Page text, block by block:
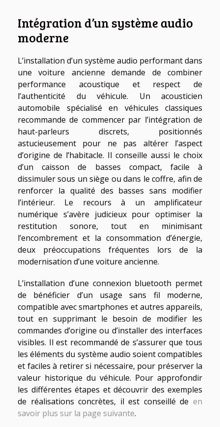
Intégration d’un système audio
moderne
L’installation d’un système audio performant dans
une voiture ancienne demande de combiner
performance acoustique et respect de
l’authenticité du véhicule. Un acousticien
automobile spécialisé en véhicules classiques
recommande de commencer par l’intégration de
haut-parleurs discrets, positionnés
astucieusement pour ne pas altérer l’aspect
d’origine de l’habitacle. Il conseille aussi le choix
d’un caisson de basses compact, facile à
dissimuler sous un siège ou dans le coffre, afin de
renforcer la qualité des basses sans modifier
l’intérieur. Le recours à un amplificateur
numérique s’avère judicieux pour optimiser la
restitution sonore, tout en minimisant
l’encombrement et la consommation d’énergie,
deux préoccupations fréquentes lors de la
modernisation d’une voiture ancienne.
L’installation d’une connexion bluetooth permet
de bénéficier d’un usage sans fil moderne,
compatible avec smartphones et autres appareils,
tout en supprimant le besoin de modifier les
commandes d’origine ou d’installer des interfaces
visibles. Il est recommandé de s’assurer que tous
les éléments du système audio soient compatibles
et faciles à retirer si nécessaire, pour préserver la
valeur historique du véhicule. Pour approfondir
les différentes étapes et découvrir des exemples
de réalisations concrètes, il est conseillé de en
savoir plus sur la page suivante.